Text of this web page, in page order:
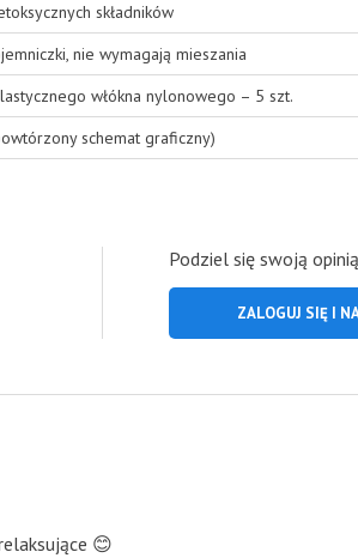
składników
nie wymagają mieszania
włókna nylonowego – 5 szt.
schemat graficzny)
Podziel się swoją
ZALOGUJ SIĘ I
😊